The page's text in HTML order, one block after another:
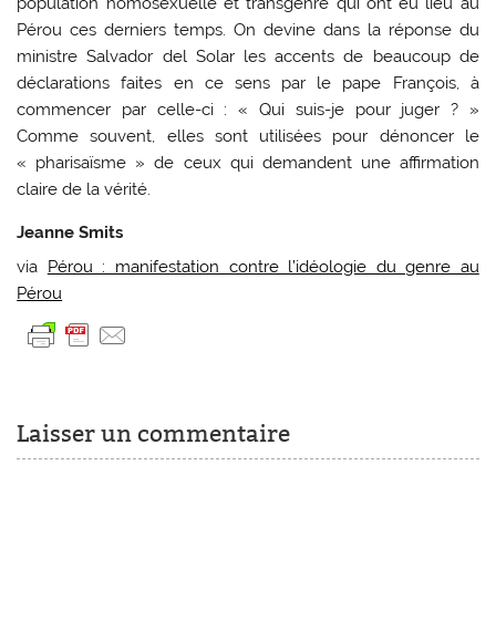
Pérou ces derniers temps. On devine dans la réponse du
ministre Salvador del Solar les accents de beaucoup de
déclarations faites en ce sens par le pape François, à
commencer par celle-ci : « Qui suis-je pour juger ? »
Comme souvent, elles sont utilisées pour dénoncer le
« pharisaïsme » de ceux qui demandent une affirmation
claire de la vérité.
Jeanne Smits
via Pérou : manifestation contre l’idéologie du genre au
Pérou
Laisser un commentaire